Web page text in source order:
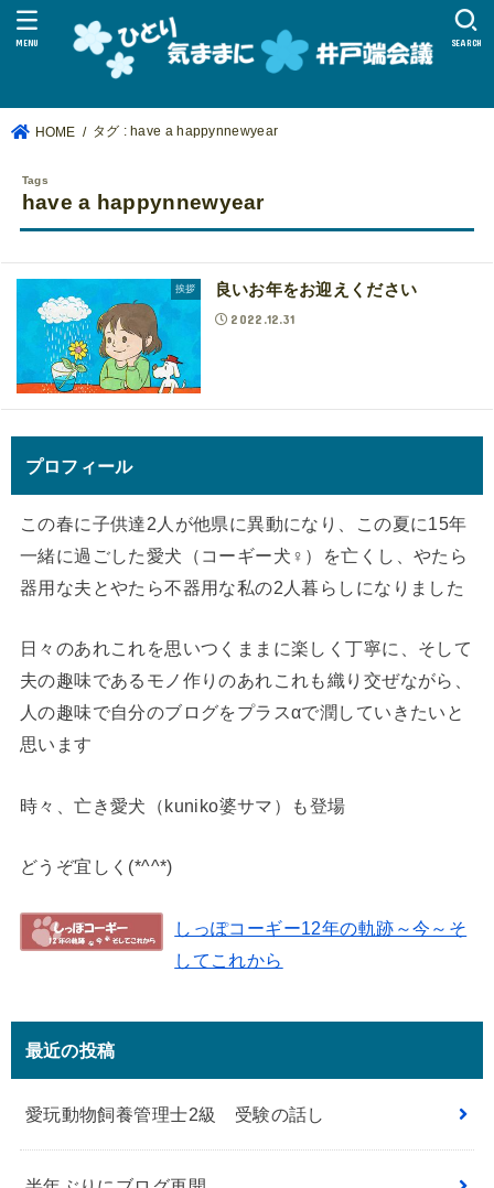
SEARCH
MENU
HOME タグ : have a happynnewyear
have a happynnewyear
挨拶 良いお年をお迎えください
2022.12.31
プロフィール
この春に子供達2人が他県に異動になり、この夏に15年
一緒に過ごした愛犬（コーギー犬♀）を亡くし、やたら
器用な夫とやたら不器用な私の2人暮らしになりました
日々のあれこれを思いつくままに楽しく丁寧に、そして
夫の趣味であるモノ作りのあれこれも織り交ぜながら、
人の趣味で自分のブログをプラスαで潤していきたいと
思います
時々、亡き愛犬（kuniko婆サマ）も登場
どうぞ宜しく(*^^*)
しっぽコーギー12年の軌跡～今～そ
してこれから
最近の投稿
愛玩動物飼養管理士2級 受験の話し